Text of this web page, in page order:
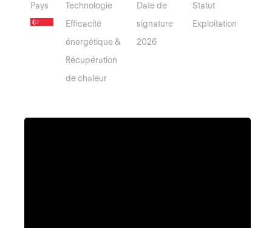
Pays
Technologie
Efficacité
énergétique &
Récupération
de chaleur
Date de
signature
2026
Statut
Exploitation